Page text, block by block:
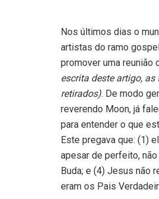
Nos últimos dias o
artistas do ramo
promover uma reunião
escrita deste artigo,
retirados). De modo
reverendo Moon, já
para entender o que
Este pregava que: (1)
apesar de perfeito,
Buda; e (4) Jesus não
eram os Pais